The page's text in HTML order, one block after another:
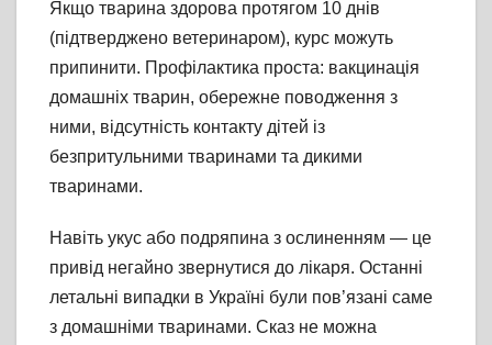
Якщо тварина здорова протягом 10 днів
(підтверджено ветеринаром), курс можуть
припинити. Профілактика проста: вакцинація
домашніх тварин, обережне поводження з
ними, відсутність контакту дітей із
безпритульними тваринами та дикими
тваринами.
Навіть укус або подряпина з ослиненням — це
привід негайно звернутися до лікаря. Останні
летальні випадки в Україні були пов’язані саме
з домашніми тваринами. Сказ не можна